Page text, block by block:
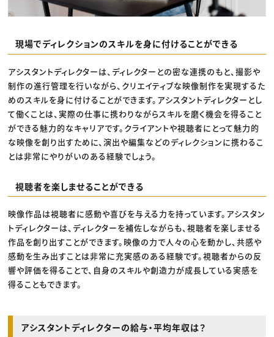
現場でディレクションのスキルを身に付けることができる
アシスタントディレクターは、ディレクターとの密な連携のもと、撮影や
制作の進行管理を行いながら、クリエイティブな映像制作を実現するた
めのスキルを身に付けることができます。アシスタントディレクターとし
て働くことは、実際の仕事に携わりながらスキルを磨く機会を得ること
ができる魅力的なキャリアです。クライアントや視聴者にとって魅力的
な映像を創り出すために、演出や編集などのディレクションに携わるこ
とは非常にやりがいのある経験でしょう。
視聴者を楽しませることができる
映像作品は視聴者に感動や喜びを与える力を持っています。アシスタン
トディレクターは、ディレクターを補佐しながらも、視聴者を楽しませる
作品を創り出すことができます。映像の力で人々の心を動かし、共感や
感動を生み出すことは非常に充実感のある経験です。視聴者からの反
響や評価を得ることで、自身のスキルや創造力が成長している実感を
得ることもできます。
アシスタントディレクターの給与・平均年収は？